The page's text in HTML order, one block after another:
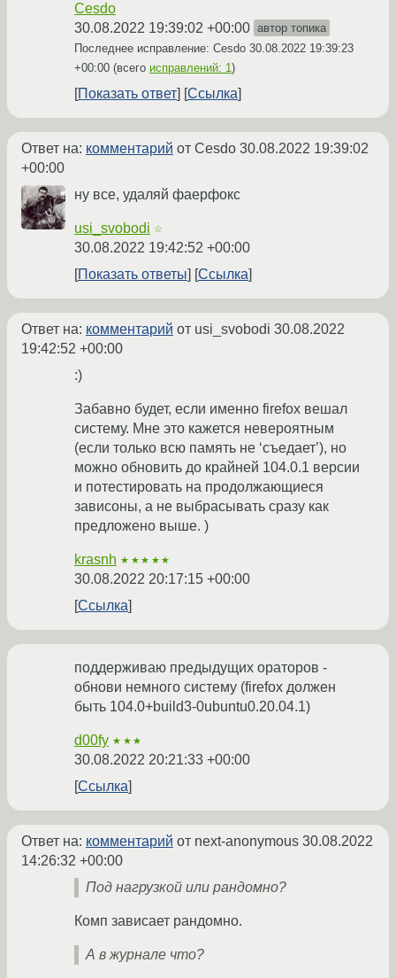
Cesdo
30.08.2022 19:39:02 +00:00 автор топика
Последнее исправление: Cesdo 30.08.2022 19:39:23
+00:00 (всего исправлений: 1)
Показать ответ Ссылка
Ответ на: комментарий от Cesdo 30.08.2022 19:39:02
+00:00
ну все, удаляй фаерфокс
usi_svobodi ☆
30.08.2022 19:42:52 +00:00
Показать ответы
Ссылка
Ответ на: комментарий от usi_svobodi 30.08.2022
19:42:52 +00:00
:)
Забавно будет, если именно firefox вешал
систему. Мне это кажется невероятным
(если только всю память не ‘съедает’), но
можно обновить до крайней 104.0.1 версии
и потестировать на продолжающиеся
зависоны, а не выбрасывать сразу как
предложено выше. )
krasnh ★★★★★
30.08.2022 20:17:15 +00:00
Ссылка
поддерживаю предыдущих ораторов -
обнови немного систему (firefox должен
быть 104.0+build3-0ubuntu0.20.04.1)
d00fy ★★★
30.08.2022 20:21:33 +00:00
Ссылка
Ответ на: комментарий от next-anonymous 30.08.2022
14:26:32 +00:00
Под нагрузкой или рандомно?
Комп зависает рандомно.
А в журнале что?